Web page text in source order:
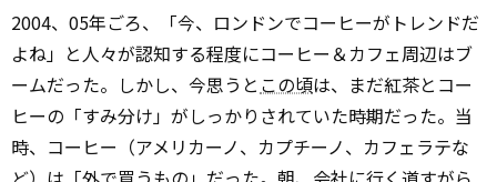
2004、05年ごろ、「今、ロンドンでコーヒーがトレンドだ
よね」と人々が認知する程度にコーヒー＆カフェ周辺はブ
ームだった。しかし、今思うと この頃は、まだ紅茶とコー
ヒーの「すみ分け」がしっかりされていた時期だった。当
時、コーヒー（アメリカーノ、カプチーノ、カフェラテな